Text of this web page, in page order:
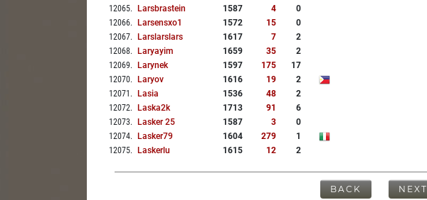
12065. Larsbrastein 1587 4
0
12066. Larsensxo1 1572 15
0
12067. Larslarslars 1617 7
2
12068. Laryayim 1659 35
2
12069. Larynek 1597 175
17
12070. Laryov 1616 19
2
12071 . Lasia 1536 48
2
12072. Laska2k 1713 91
6
12073. Lasker 25 1587 3
0
12074. Lasker79 1604 279
1
12075. Laskerlu 1615 12 2
BACK NEXT